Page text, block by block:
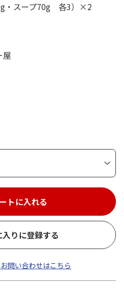
・スープ70g 各3）×2
屋
トに入れる
入りに登録する
問い合わせはこちら